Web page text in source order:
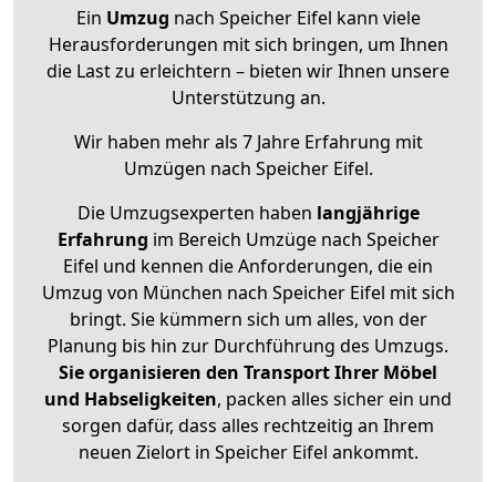
Ein Umzug nach Speicher Eifel kann viele
Herausforderungen mit sich bringen, um Ihnen
die Last zu erleichtern – bieten wir Ihnen unsere
Unterstützung an.
Wir haben mehr als 7 Jahre Erfahrung mit
Umzügen nach Speicher Eifel.
Die Umzugsexperten haben langjährige
Erfahrung im Bereich Umzüge nach Speicher
Eifel und kennen die Anforderungen, die ein
Umzug von München nach Speicher Eifel mit sich
bringt. Sie kümmern sich um alles, von der
Planung bis hin zur Durchführung des Umzugs.
Sie organisieren den Transport Ihrer Möbel
und Habseligkeiten, packen alles sicher ein und
sorgen dafür, dass alles rechtzeitig an Ihrem
neuen Zielort in Speicher Eifel ankommt.